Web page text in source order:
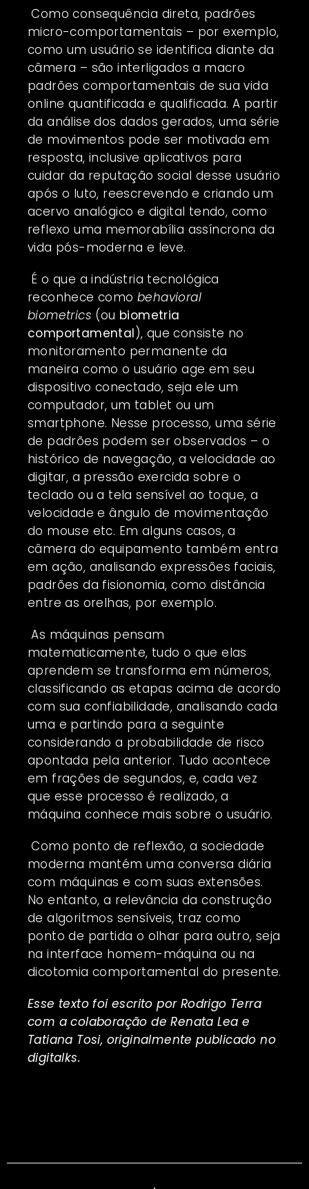
Como consequência direta, padrões
micro-comportamentais – por exemplo,
como um usuário se identifica diante da
câmera – são interligados a macro
padrões comportamentais de sua vida
online quantificada e qualificada. A partir
da análise dos dados gerados, uma série
de movimentos pode ser motivada em
resposta, inclusive aplicativos para
cuidar da reputação social desse usuário
após o luto, reescrevendo e criando um
acervo analógico e digital tendo, como
reflexo uma memorabília assíncrona da
vida pós-moderna e leve.
É o que a indústria tecnológica
reconhece como behavioral
biometrics (ou biometria
comportamental), que consiste no
monitoramento permanente da
maneira como o usuário age em seu
dispositivo conectado, seja ele um
computador, um tablet ou um
smartphone. Nesse processo, uma série
de padrões podem ser observados – o
histórico de navegação, a velocidade ao
digitar, a pressão exercida sobre o
teclado ou a tela sensível ao toque, a
velocidade e ângulo de movimentação
do mouse etc. Em alguns casos, a
câmera do equipamento também entra
em ação, analisando expressões faciais,
padrões da fisionomia, como distância
entre as orelhas, por exemplo.
As máquinas pensam
matematicamente, tudo o que elas
aprendem se transforma em números,
classificando as etapas acima de acordo
com sua confiabilidade, analisando cada
uma e partindo para a seguinte
considerando a probabilidade de risco
apontada pela anterior. Tudo acontece
em frações de segundos, e, cada vez
que esse processo é realizado, a
máquina conhece mais sobre o usuário.
Como ponto de reflexão, a sociedade
moderna mantém uma conversa diária
com máquinas e com suas extensões.
No entanto, a relevância da construção
de algoritmos sensíveis, traz como
ponto de partida o olhar para outro, seja
na interface homem-máquina ou na
dicotomia comportamental do presente.
Esse texto foi escrito por Rodrigo Terra
com a colaboração de Renata Lea e
Tatiana Tosi, originalmente publicado no
digitalks.